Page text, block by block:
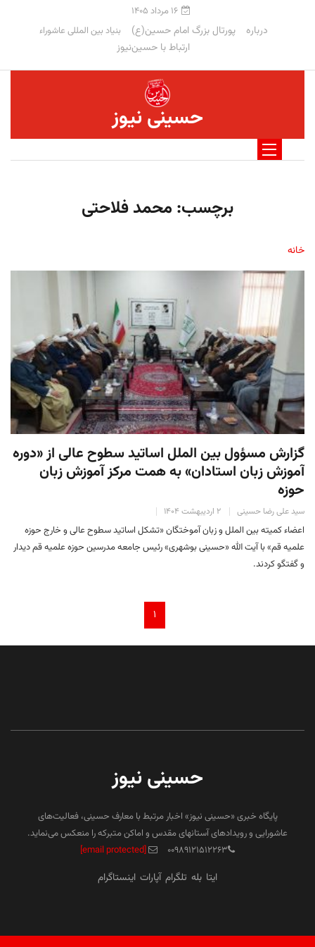
۱۶ مرداد ۱۴۰۵
درباره پورتال بزرگ امام حسین(ع) بنیاد بین المللی عاشوراء
ارتباط با حسین‌نیوز
حسینی نیوز
برچسب: محمد فلاحتی
خانه
گزارش مسؤول بین الملل اساتید سطوح عالی از «دوره
آموزش زبان استادان» به همت مرکز آموزش زبان
حوزه
سید علی رضا حسینی ۲ اردیبهشت ۱۴۰۴
اعضاء کمیته بین الملل و زبان آموختگان «تشکل اساتید سطوح عالی و خارج حوزه
علمیه قم» با آیت الله «حسینی بوشهری» رئیس جامعه مدرسین حوزه علمیه قم دیدار
و گفتگو کردند.
۱
حسینی نیوز
پایگاه خبری «حسینی نیوز» اخبار مرتبط با معارف حسینی، فعالیت‌های
عاشورایی و رویدادهای آستانهای مقدس و اماکن متبرکه را منعکس می‌نماید.
۰۰۹۸۹۱۲۱۵۱۲۲۶۳
[email protected]
ایتا بله تلگرام آپارات اینستاگرام